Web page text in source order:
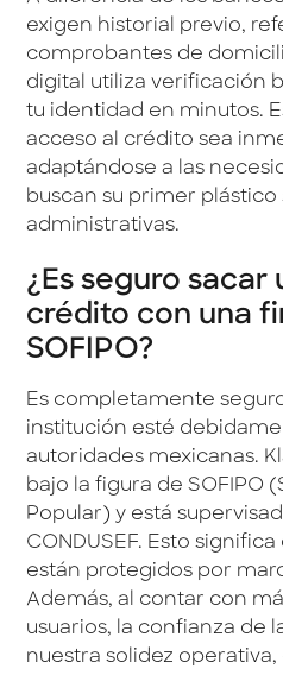
exigen historial previo,
comprobantes de
digital utiliza verificación
tu identidad en minutos.
acceso al crédito sea
adaptándose a las
buscan su primer
administrativas.
¿Es seguro
crédito con una
SOFIPO?
Es completamente
institución esté
autoridades mexicanas.
bajo la figura de SOFIPO
Popular) y está
CONDUSEF. Esto
están protegidos por
Además, al contar con
usuarios, la confianza de
nuestra solidez